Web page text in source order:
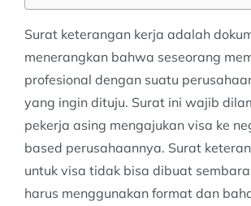
Surat keterangan kerja adalah
menerangkan bahwa seseorang
profesional dengan suatu
yang ingin dituju. Surat ini wajib
pekerja asing mengajukan visa ke
based perusahaannya. Surat
untuk visa tidak bisa dibuat
harus menggunakan format dan